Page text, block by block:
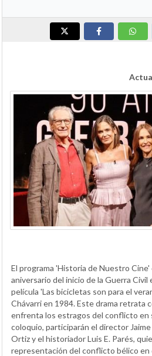
El programa 'Historia de Nuestro Cine'
aniversario del inicio de la Guerra Civil
película 'Las bicicletas son para el
Chávarri en 1984. Este drama retrata
enfrenta los estragos del conflicto en
coloquio, participarán el director
Ortiz y el historiador Luis E. Parés,
representación del conflicto bélico en